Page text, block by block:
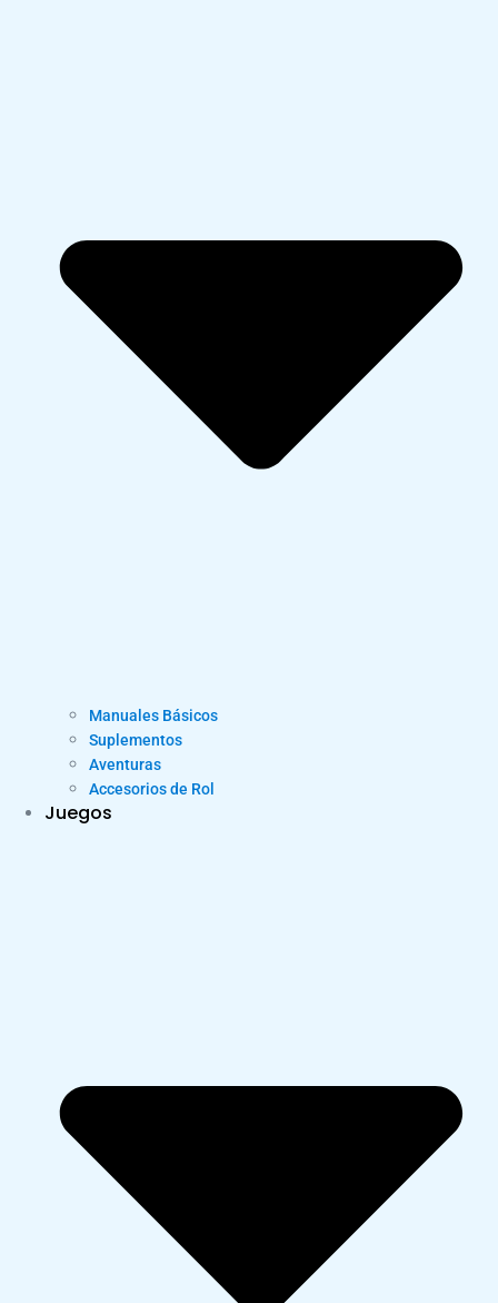
Manuales Básicos
Suplementos
Aventuras
Accesorios de Rol
Juegos